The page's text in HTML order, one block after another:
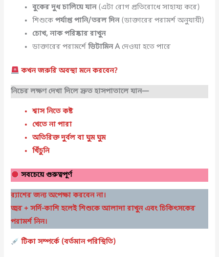
বুকের দুধ চালিয়ে যান(এটা রোগ প্রতিরোধে সাহায্য করে)
শিশুকেপর্যাপ্ত পানি/তরল দিন(ডাক্তারের পরামর্শ অনুযায়ী)
চোখ,নাক পরিষ্কার রাখুন
ডাক্তারের পরামর্শেভিটামিনAদেওয়া হতে পারে
কখনজরুরিঅবস্থামনেকরবেন?
নিচের লক্ষণ দেখা দিলে দ্রুত হাসপাতালে যান—
শ্বাস নিতে কষ্ট
খেতে না পারা
অতিরিক্ত দুর্বল বা ঘুম ঘুম
খিঁচুনি
সবচেয়ে গুরুত্বপূর্ণ
র‍্যাশের জন্য অপেক্ষা করবেন না।
জ্বর + সর্দি-কাশি হলেই শিশুকে আলাদা রাখুন এবং চিকিৎসকের
পরামর্শ নিন।
টিকাসম্পর্কে (বর্তমানপরিস্থিতি)